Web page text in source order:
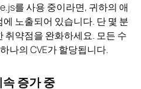
를 사용 중이라면, 귀하의 애
노출되어 있습니다. 단 몇 분
취약점을 완화하세요. 모든 수
나의 CVE가 할당됩니다.
증가 중